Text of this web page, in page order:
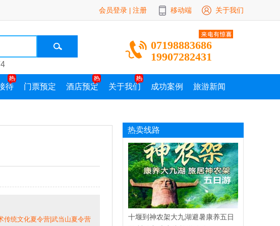
会员登录 注册 移动端 关于我们
07198883686
19907282431
待 门票预定 酒店预定 关于我们 成功案例 旅游新闻
传统文化夏令营|武当山夏令营
热卖线路
十堰到神农架大九湖避暑康养五日